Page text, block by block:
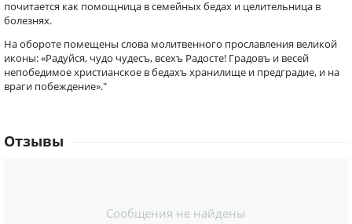
почитается как помощница в семейных бедах и целительница в
болезнях.
На обороте помещены слова молитвенного прославления великой
иконы: «Радуйся, чудо чудесъ, всехъ Радосте! Градовъ и весей
непобедимое христианское в бедахъ хранилище и предградие, и на
враги побеждение»."
Отзывы
Сообщения не найдены